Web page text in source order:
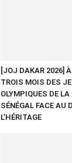
[JOJ DAKAR 2026]
TROIS MOIS DES
OLYMPIQUES DE
SÉNÉGAL FACE AU
L’HÉRITAGE